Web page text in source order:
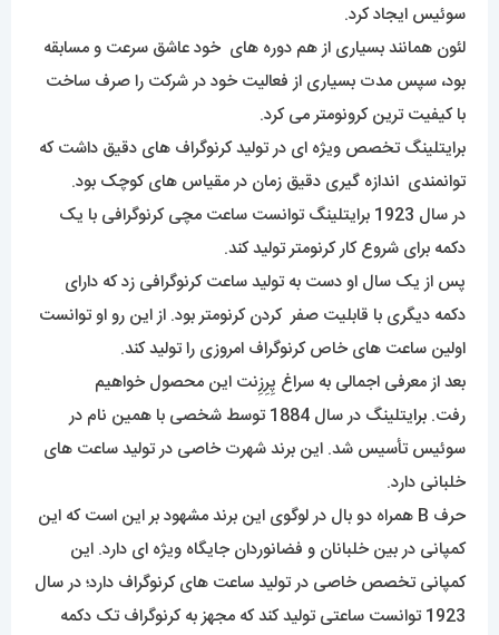
سوئیس ایجاد کرد.
لئون همانند بسیاری از هم دوره های خود عاشق سرعت و مسابقه
بود، سپس مدت بسیاری از فعالیت خود در شرکت را صرف ساخت
با کیفیت ترین کرونومتر می کرد.
برایتلینگ تخصص ویژه ای در تولید کرنوگراف های دقیق داشت که
توانمندی اندازه گیری دقیق زمان در مقیاس های کوچک بود.
در سال 1923 برایتلینگ توانست ساعت مچی کرنوگرافی با یک
دکمه برای شروع کار کرنومتر تولید کند.
پس از یک سال او دست به تولید ساعت کرنوگرافی زد که دارای
دکمه دیگری با قابلیت صفر کردن کرنومتر بود. از این رو او توانست
اولین ساعت های خاص کرنوگراف امروزی را تولید کند.
بعد از معرفی اجمالی به سراغ پِرِزِنت این محصول خواهیم
رفت. برا
یتلینگ در سال 1884 توسط شخصی با همین نام در
سوئیس تأسیس شد. این برند شهرت خاصی در تولید ساعت های
خلبانی دارد.
حرف B همراه دو بال در لوگوی این برند مشهود بر این است که این
کمپانی در بین خلبانان و فضانوردان جایگاه ویژه ای دارد. این
کمپانی تخصص خاصی در تولید ساعت های کرنوگراف دارد؛ در سال
1923 توانست ساعتی تولید کند که مجهز به کرنوگراف تک دکمه